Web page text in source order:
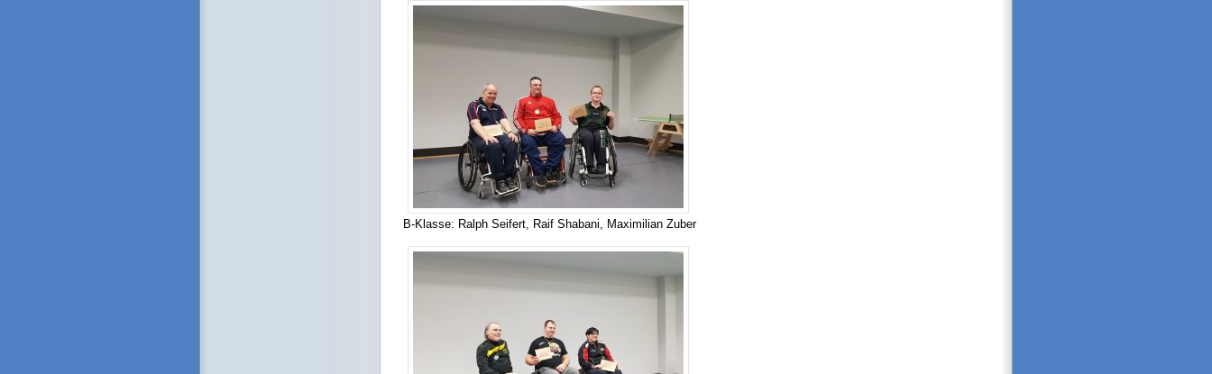
B-Klasse: Ralph Seifert, Raif Shabani, Maximilian Zuber